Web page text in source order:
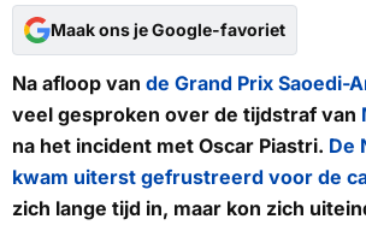
Maak ons je Google-favoriet
Na afloop van de Grand Prix Saoedi-
veel gesproken over de tijdstraf van
na het incident met Oscar Piastri. De
kwam uiterst gefrustreerd voor de
zich lange tijd in, maar kon zich